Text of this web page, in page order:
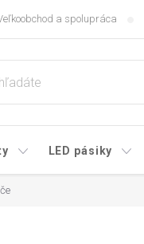
a spolupráca
LED pásiky